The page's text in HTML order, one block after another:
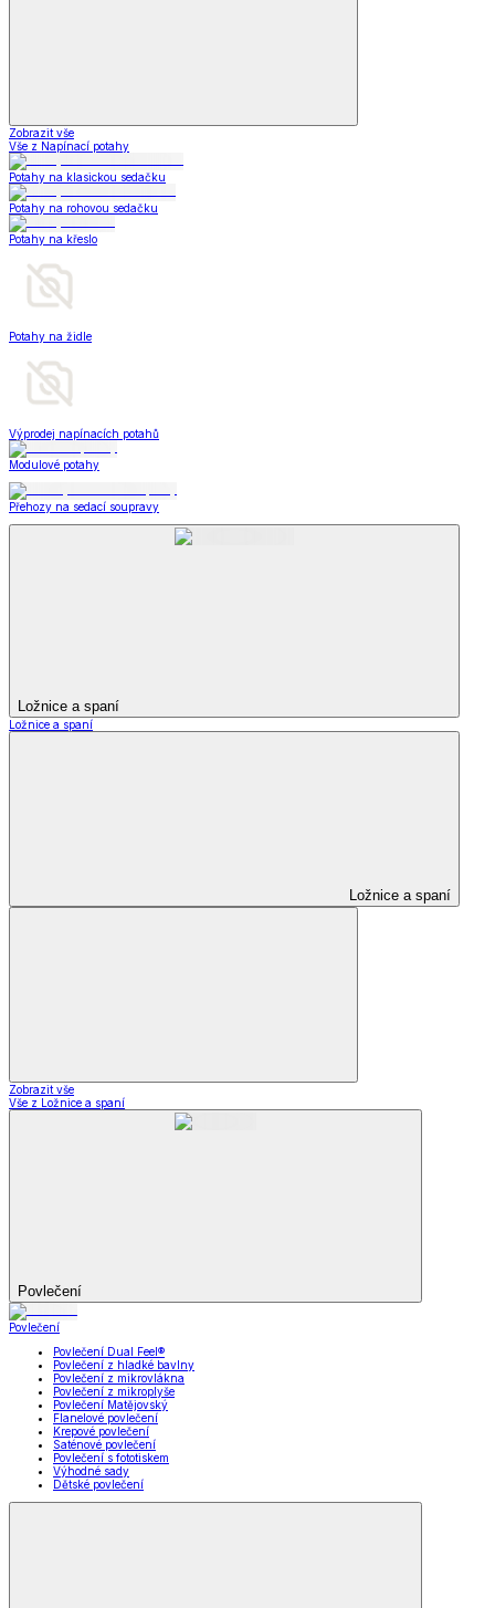
Zobrazit vše
Vše z Napínací potahy
Potahy na klasickou sedačku
Potahy na rohovou sedačku
Potahy na křeslo
Potahy na židle
Výprodej napínacích potahů
Modulové potahy
Přehozy na sedací soupravy
Ložnice a spaní
Ložnice a spaní
Ložnice a spaní
Zobrazit vše
Vše z Ložnice a spaní
Povlečení
Povlečení
Povlečení Dual Feel®
Povlečení z hladké bavlny
Povlečení z mikrovlákna
Povlečení z mikroplyše
Povlečení Matějovský
Flanelové povlečení
Krepové povlečení
Saténové povlečení
Povlečení s fototiskem
Výhodné sady
Dětské povlečení